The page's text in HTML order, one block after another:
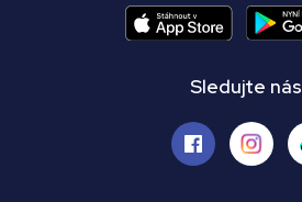
Sledujte nás